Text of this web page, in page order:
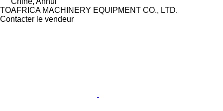
TOAFRICA MACHINERY EQUIPMENT CO., LTD.
Contacter le vendeur